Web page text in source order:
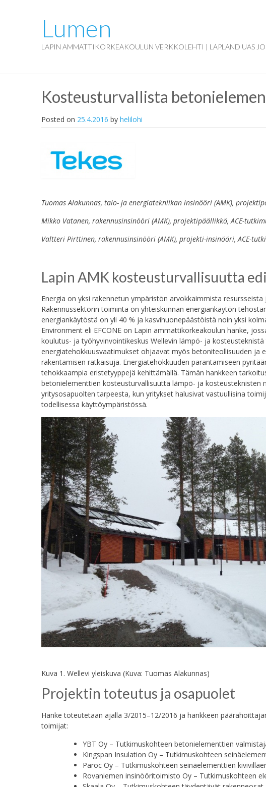
Lumen
LAPIN AMMATTIKORKEAKOULUN VERKKOLEHTI | LAPLAND UAS
Kosteusturvallista
Posted on 25.4.2016 by helilohi
Tuomas Alakunnas, talo- ja energiatekniikan insinööri (AMK),
Mikko Vatanen, rakennusinsinööri (AMK), projektipäällikkö, ACE-
Valtteri Pirttinen, rakennusinsinööri (AMK), projekti-insinööri, ACE-
Lapin AMK kosteusturvallisuutta
Energia on yksi rakennetun ympäristön arvokkaimmista
Rakennussektorin toiminta on yhteiskunnan energiankäytön
energiankäytöstä on yli 40 % ja kasvihuonepäästöistä noin yksi
Environment eli EFCONE on Lapin ammattikorkeakoulun hanke,
koulutus- ja työhyvinvointikeskus Wellevin lämpö- ja
energiatehokkuusvaatimukset ohjaavat myös betoniteollisuuden ja
rakentamisen ratkaisuja. Energiatehokkuuden parantamiseen
tehokkaampia eristetyyppejä kehittämällä. Tämän hankkeen
betonielementtien kosteusturvallisuutta lämpö- ja kosteusteknisten
yritysosapuolten tarpeesta, kun yritykset halusivat vastuullisina
todellisessa käyttöympäristössä.
Kuva 1. Wellevi yleiskuva (Kuva: Tuomas Alakunnas)
Projektin toteutus ja osapuolet
Hanke toteutetaan ajalla 3/2015–12/2016 ja hankkeen
toimijat:
YBT Oy – Tutkimuskohteen betonielementtien
Kingspan Insulation Oy – Tutkimuskohteen
Paroc Oy – Tutkimuskohteen seinäelementtien
Rovaniemen insinööritoimisto Oy – Tutkimuskohteen